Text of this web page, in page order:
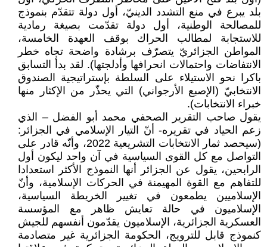
بلد يبرع في منع التشدد الدينيّ، أول دولة تتقدّم بنموذج
للمصالحة الوطنية، أول دولة تقدّمت بصيغة رمادية
للاستجابة لمطالب الحراك بوقف العهدة الخامسة،
المواطن الجزائريّ يتصرّف برشادة واضحة تجاه خطر
الانتفاضات واحتمالات انحرافها وأدلجتها). لقد بدأ التسابق
باكرا نحو الاستيلاء على السلطة بإستراتيجية الصندوق
الانتخابيّ (الإصبع الأرجواني) التي يحذّر من الإكثار منها
خبراء الانتخابات).
يقول صاحب التقرير الصحفي محمد أبو الفضل – الذي
زعم الحياد في تقريره- أنّ التيار الإسلامي في الجزائر:
(سيحصد ثمار الانتخابات التشريعية 2022، وأنّه قادر على
التواصل مع كل القوى السياسية في آن واحد ليكون أول
الرابحين، يقول عن الجزائر أنها النموذج الأكثر استعدادا
للتفاهم مع القوة المهيمنة في الحركات الإسلامية، وأنّ
الإسلاميين يطمعون في تغيير الخريطة السياسية،
الإسلاميون في حالة تعايش ظاهر مع المؤسسة
العسكرية الجزائرية، الإسلاميون يقدّمون أنفسهم للجيش
كنموذج قابل للترويج، الحكومة الجزائرية غير متصادمة